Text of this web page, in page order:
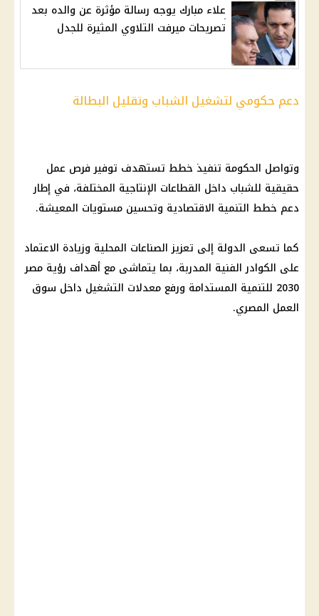
علاء مبارك يوجه رسالة مؤثرة عن والده بعد
تصريحات ميرفت التلاوي المثيرة للجدل
دعم حكومي لتشغيل الشباب وتقليل البطالة
وتواصل الحكومة تنفيذ خطط تستهدف توفيرفرص عمل
حقيقية للشباب داخل القطاعات الإنتاجية المختلفة، في إطار
دعم خطط التنمية الاقتصادية وتحسين مستويات المعيشة.
كما تسعى الدولة إلى تعزيز الصناعات المحلية وزيادة الاعتماد
على الكوادر الفنية المدربة، بما يتماشى مع أهداف رؤية مصر
2030 للتنمية المستدامة ورفع معدلات التشغيل داخل سوق
العمل المصري.